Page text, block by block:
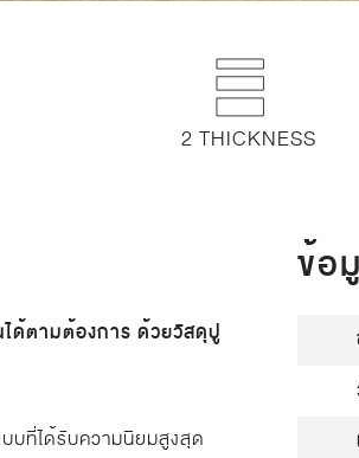
2 THICKNESS
ด้ตามต้องการ ด้วยวัสดุปู
บที่ได้รับความนิยมสูงสุด
ข้อ